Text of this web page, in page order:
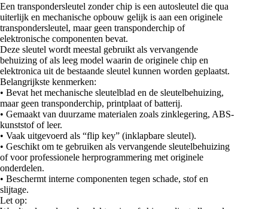
Een transpondersleutel zonder chip is een autosleutel die qua
uiterlijk en mechanische opbouw gelijk is aan een originele
transpondersleutel, maar geen transponderchip of
elektronische componenten bevat.
Deze sleutel wordt meestal gebruikt als vervangende
behuizing of als leeg model waarin de originele chip en
elektronica uit de bestaande sleutel kunnen worden geplaatst.
Belangrijkste kenmerken:
• Bevat het mechanische sleutelblad en de sleutelbehuizing,
maar geen transponderchip, printplaat of batterij.
• Gemaakt van duurzame materialen zoals zinklegering, ABS-
kunststof of leer.
• Vaak uitgevoerd als “flip key” (inklapbare sleutel).
• Geschikt om te gebruiken als vervangende sleutelbehuizing
of voor professionele herprogrammering met originele
onderdelen.
• Beschermt interne componenten tegen schade, stof en
slijtage.
Let op: